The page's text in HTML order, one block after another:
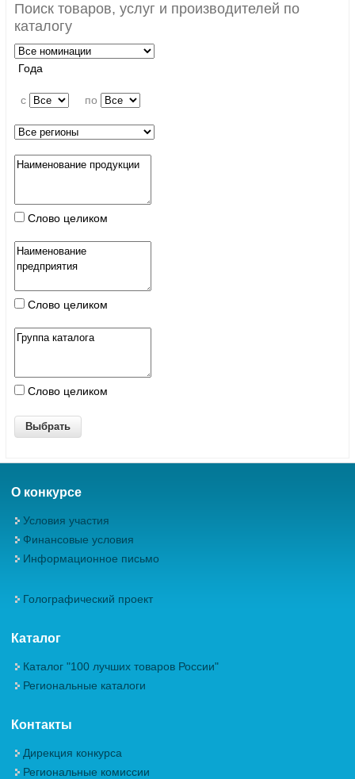
Поиск товаров, услуг и производителей по
каталогу
Года
c по
Слово целиком
Слово целиком
Слово целиком
О конкурсе
Условия участия
Финансовые условия
Информационное письмо
Голографический проект
Каталог
Каталог "100 лучших товаров России"
Региональные каталоги
Контакты
Дирекция конкурса
Региональные комиссии